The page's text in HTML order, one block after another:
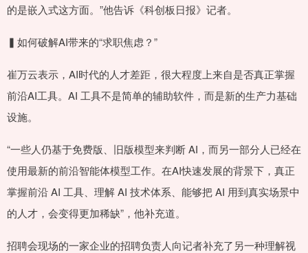
的是嵌入式这方面。”他告诉《科创板日报》记者。
▍如何破解AI带来的“求职焦虑？”
崔万云表示，AI时代的人才差距，很大程度上来自是否真正掌握
前沿AI工具。AI 工具不是简单的辅助软件，而是新的生产力基础
设施。
“一些人仍基于免费版、旧版模型来判断 AI，而另一部分人已经在
使用最新的前沿智能体模型工作。在AI快速发展的背景下，真正
掌握前沿 AI 工具、理解 AI 技术体系、能够把 AI 用到真实场景中
的人才，会变得更加稀缺”，他补充道。
招聘会现场的一家企业的招聘负责人向记者补充了另一种理解视